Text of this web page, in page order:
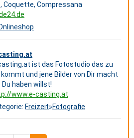
Coquette, Compressana
ist das Fotostudio das zu
kommt und jene Bilder von Dir macht
Du haben willst!
www.e-casting.at
Freizeit»Fotografie